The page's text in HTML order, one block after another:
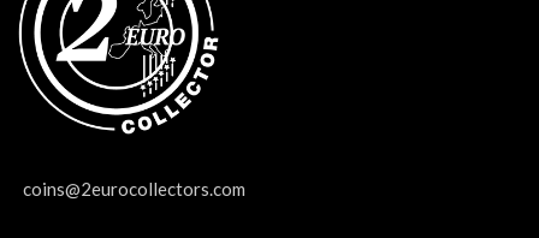
coins@2eurocollectors.com